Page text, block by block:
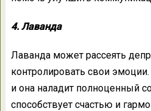
4. Лаванда
Лаванда может рассеять
контролировать свои
и она наладит полноценный
способствует счастью и